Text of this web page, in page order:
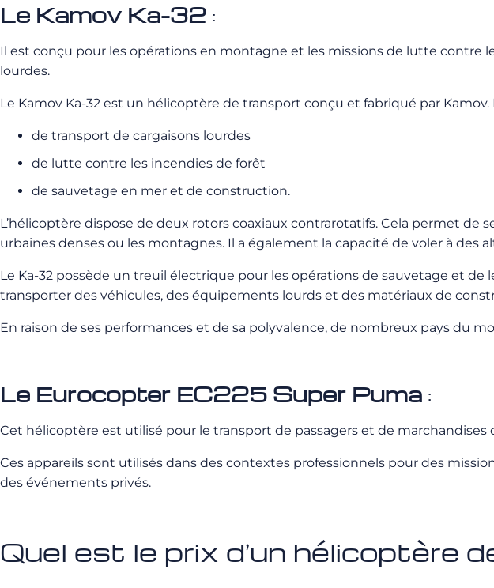
Le Kamov Ka-32 :
Il est conçu pour les opérations en montagne et les missions de lutte contre
lourdes.
Le Kamov Ka-32 est un hélicoptère de transport conçu et fabriqué par
de transport de cargaisons lourdes
de lutte contre les incendies de forêt
de sauvetage en mer et de construction.
L’hélicoptère dispose de deux rotors coaxiaux contrarotatifs. Cela permet
urbaines denses ou les montagnes. Il a également la capacité de voler à
Le Ka-32 possède un treuil électrique pour les opérations de sauvetage et de
transporter des véhicules, des équipements lourds et des matériaux de
En raison de ses performances et de sa polyvalence, de nombreux pays du
Le Eurocopter EC225 Super Puma :
Cet hélicoptère est utilisé pour le transport de passagers et de
Ces appareils sont utilisés dans des contextes professionnels pour des
des événements privés.
Quel est le prix d’un hélicoptère